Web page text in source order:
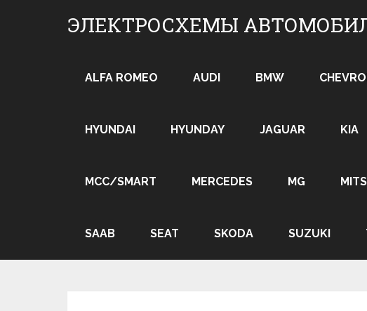
ЭЛЕКТРОСХЕМЫ
ALFA ROMEO AUDI BMW
HYUNDAI HYUNDAY JAGUAR KIA
MCC/SMART MERCEDES MG
SAAB SEAT SKODA SUZUKI